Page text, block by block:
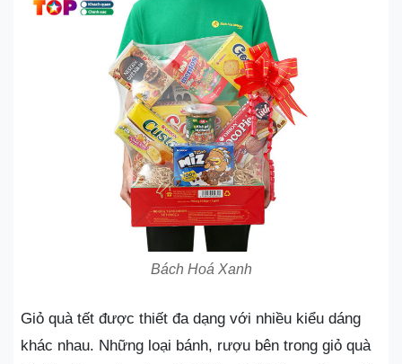
Bách Hoá Xanh
Giỏ quà tết được thiết đa dạng với nhiều kiểu dáng
khác nhau. Những loại bánh, rượu bên trong giỏ quà